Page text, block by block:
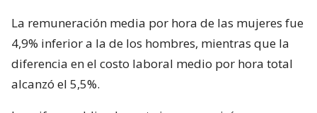
La remuneración media por hora de las mujeres fue
4,9% inferior a la de los hombres, mientras que la
diferencia en el costo laboral medio por hora total
alcanzó el 5,5%.